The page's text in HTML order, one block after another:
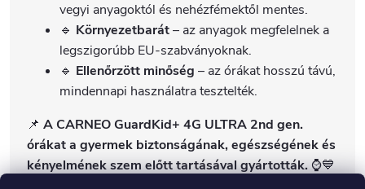
vegyi anyagoktól és nehézfémektől mentes.
🔹 Környezetbarát– az anyagok megfelelnek a
legszigorúbb EU-szabványoknak.
🔹 Ellenőrzött minőség – az órákat hosszú távú,
mindennapi használatra tesztelték.
📌A CARNEO GuardKid+ 4G ULTRA 2nd gen.
órákat a gyermek biztonságának, egészségének és
kényelmének szem előtt tartásával gyártották.⌚💙